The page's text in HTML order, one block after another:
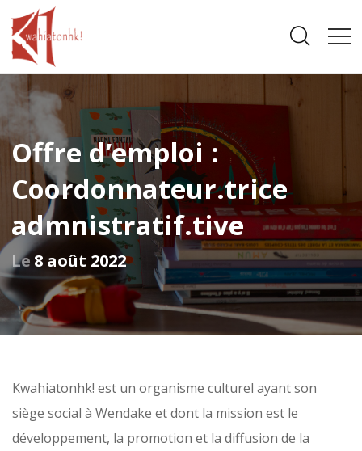
Offre d’emploi :
Coordonnateur.trice
admnistratif.tive
Le 8 août 2022
Kwahiatonhk! est un organisme culturel ayant son
siège social à Wendake et dont la mission est le
développement, la promotion et la diffusion de la